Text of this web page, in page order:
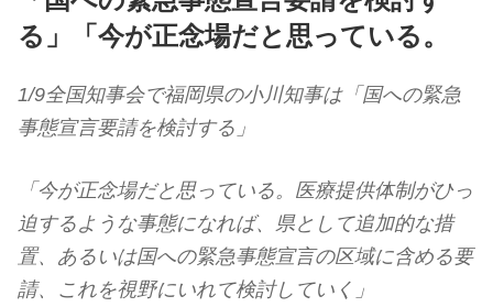
る」「今が正念場だと思っている。
1/9全国知事会で福岡県の小川知事は「国への緊急
事態宣言要請を検討する」
「今が正念場だと思っている。医療提供体制がひっ
迫するような事態になれば、県として追加的な措
置、あるいは国への緊急事態宣言の区域に含める要
請、これを視野にいれて検討していく」